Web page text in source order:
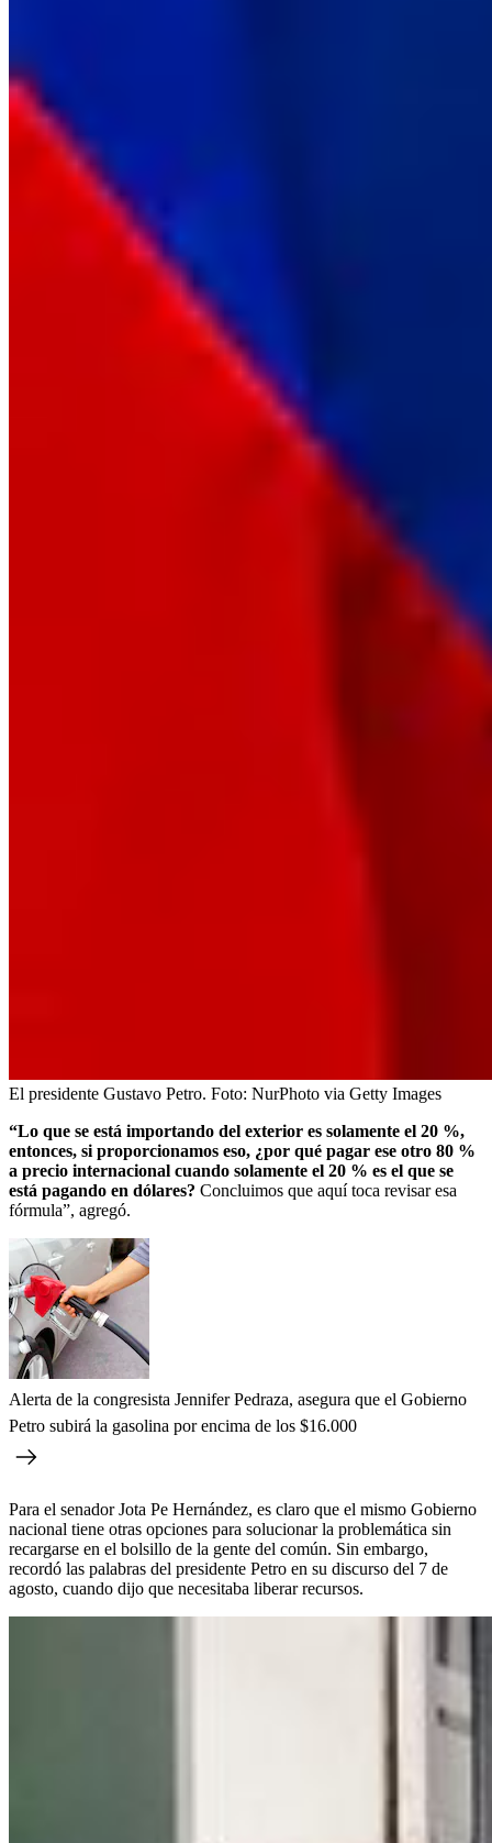
El presidente Gustavo Petro. Foto: NurPhoto via Getty Images
“Lo que se está importando del exterior es solamente el 20 %,
entonces, si proporcionamos eso, ¿por qué pagar ese otro 80 %
a precio internacional cuando solamente el 20 % es el que se
está pagando en dólares? Concluimos que aquí toca revisar esa
fórmula”, agregó.
Alerta de la congresista Jennifer Pedraza, asegura que el Gobierno
Petro subirá la gasolina por encima de los $16.000
Para el senador Jota Pe Hernández, es claro que el mismo Gobierno
nacional tiene otras opciones para solucionar la problemática sin
recargarse en el bolsillo de la gente del común. Sin embargo,
recordó las palabras del presidente Petro en su discurso del 7 de
agosto, cuando dijo que necesitaba liberar recursos.